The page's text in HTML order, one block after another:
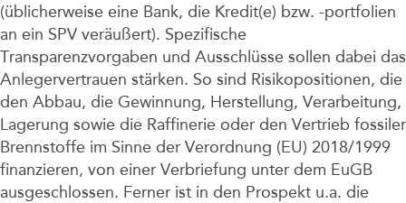
(üblicherweise eine Bank, die Kredit(e) bzw. -portfolien
an ein SPV veräußert). Spezifische
Transparenzvorgaben und Ausschlüsse sollen dabei das
Anlegervertrauen stärken. So sind Risikopositionen, die
den Abbau, die Gewinnung, Herstellung, Verarbeitung,
Lagerung sowie die Raffinerie oder den Vertrieb fossiler
Brennstoffe im Sinne der Verordnung (EU) 2018/1999
finanzieren, von einer Verbriefung unter dem EuGB
ausgeschlossen. Ferner ist in den Prospekt u.a. die